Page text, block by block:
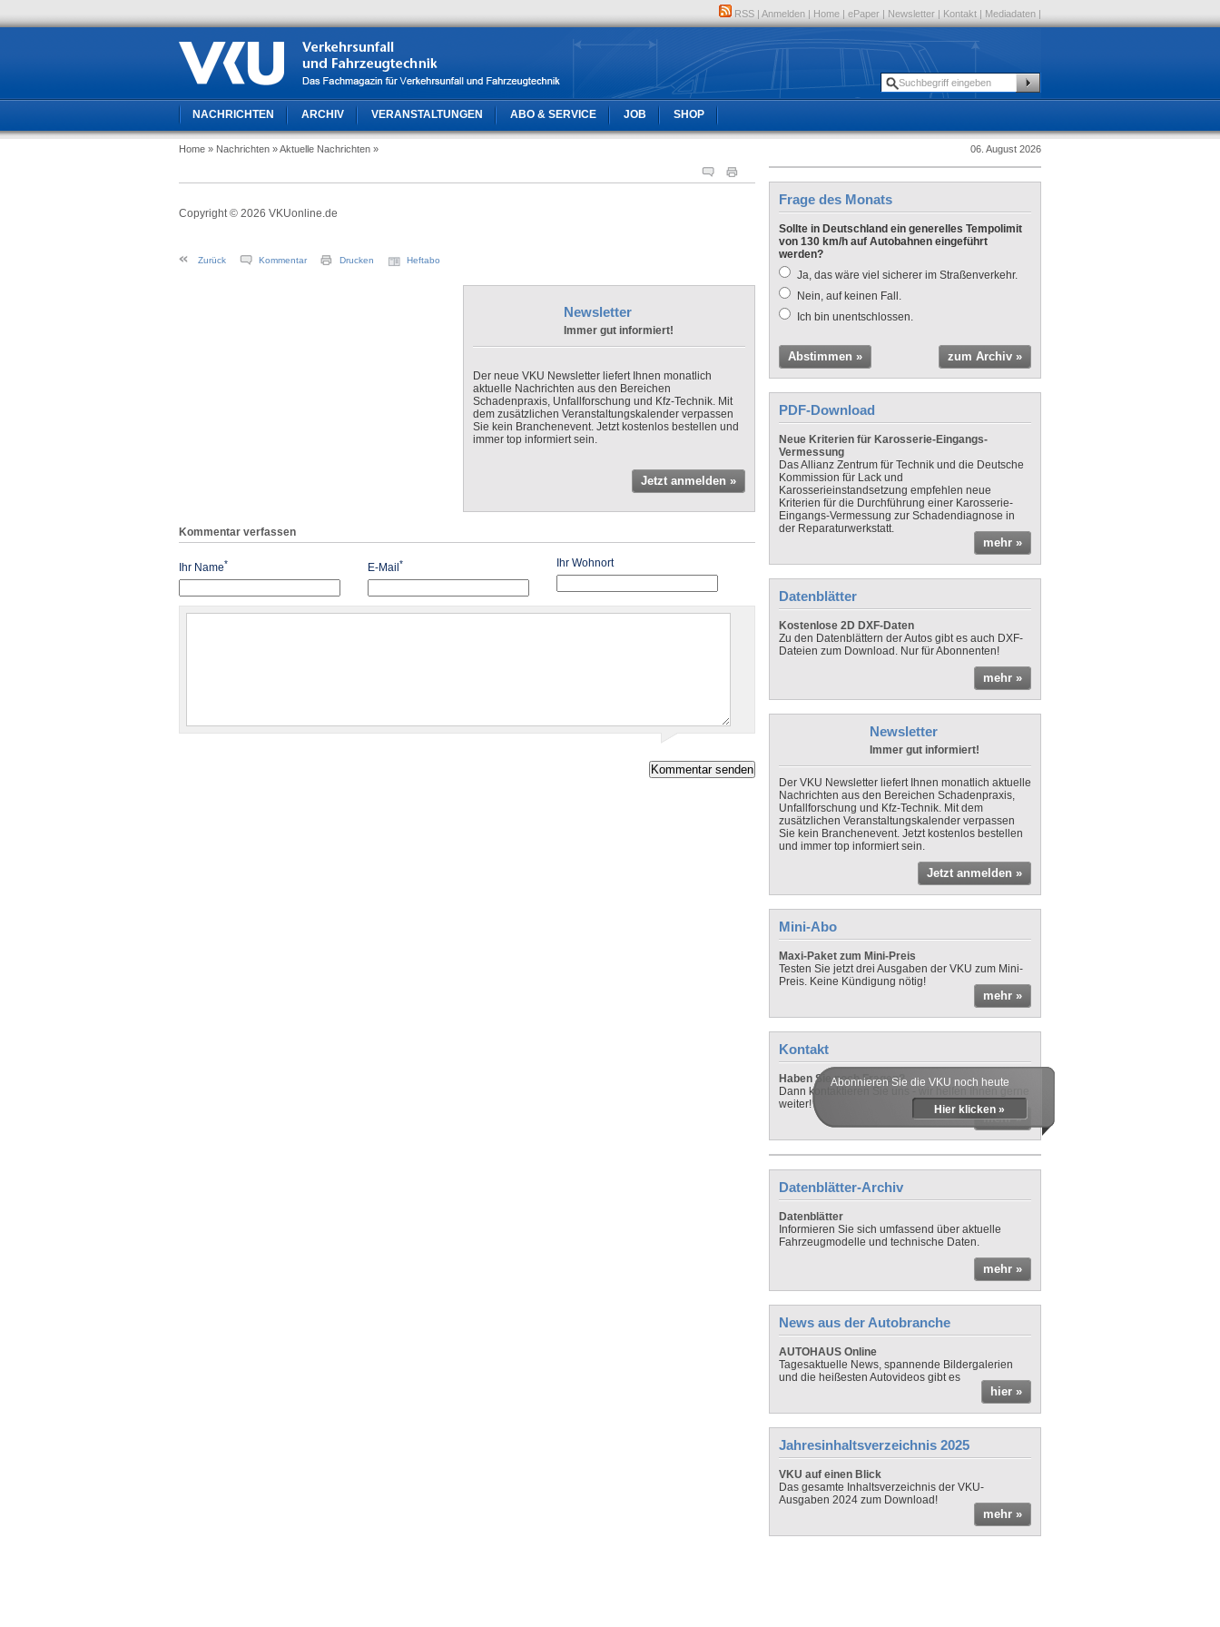
RSS | Anmelden | Home | ePaper | Newsletter | Kontakt | Mediadaten |
NACHRICHTEN ARCHIV VERANSTALTUNGEN ABO & SERVICE JOB SHOP
Home » Nachrichten » Aktuelle Nachrichten » 06. August 2026
Copyright © 2026 VKUonline.de
Zurück Kommentar Drucken Heftabo
Newsletter
Immer gut informiert!
Der neue VKU Newsletter liefert Ihnen monatlich
aktuelle Nachrichten aus den Bereichen
Schadenpraxis, Unfallforschung und Kfz-Technik. Mit
dem zusätzlichen Veranstaltungskalender verpassen
Sie kein Branchenevent. Jetzt kostenlos bestellen und
immer top informiert sein.
Jetzt anmelden »
Kommentar verfassen
Ihr Name* E-Mail * Ihr Wohnort
Frage des Monats
Sollte in Deutschland ein generelles Tempolimit
von 130 km/h auf Autobahnen eingeführt
werden?
Ja, das wäre viel sicherer im Straßenverkehr.
Nein, auf keinen Fall.
Ich bin unentschlossen.
Abstimmen » zum Archiv »
PDF-Download
Neue Kriterien für Karosserie-Eingangs-
Vermessung
Das Allianz Zentrum für Technik und die Deutsche
Kommission für Lack und
Karosserieinstandsetzung empfehlen neue
Kriterien für die Durchführung einer Karosserie-
Eingangs-Vermessung zur Schadendiagnose in
der Reparaturwerkstatt.
mehr »
Datenblätter
Kostenlose 2D DXF-Daten
Zu den Datenblättern der Autos gibt es auch DXF-
Dateien zum Download. Nur für Abonnenten!
mehr »
Newsletter
Immer gut informiert!
Der VKU Newsletter liefert Ihnen monatlich aktuelle
Nachrichten aus den Bereichen Schadenpraxis,
Unfallforschung und Kfz-Technik. Mit dem
zusätzlichen Veranstaltungskalender verpassen
Sie kein Branchenevent. Jetzt kostenlos bestellen
und immer top informiert sein.
Jetzt anmelden »
Mini-Abo
Maxi-Paket zum Mini-Preis
Testen Sie jetzt drei Ausgaben der VKU zum Mini-
Preis. Keine Kündigung nötig!
mehr »
Kontakt
Haben Sie noch Fragen?
Dann kontaktieren Sie uns - wir helfen Ihnen gerne
weiter!
mehr »
Abonnieren Sie die VKU noch heute
Hier klicken »
Datenblätter-Archiv
Datenblätter
Informieren Sie sich umfassend über aktuelle
Fahrzeugmodelle und technische Daten.
mehr »
News aus der Autobranche
AUTOHAUS Online
Tagesaktuelle News, spannende Bildergalerien
und die heißesten Autovideos gibt es
hier »
Jahresinhaltsverzeichnis 2025
VKU auf einen Blick
Das gesamte Inhaltsverzeichnis der VKU-
Ausgaben 2024 zum Download!
mehr »